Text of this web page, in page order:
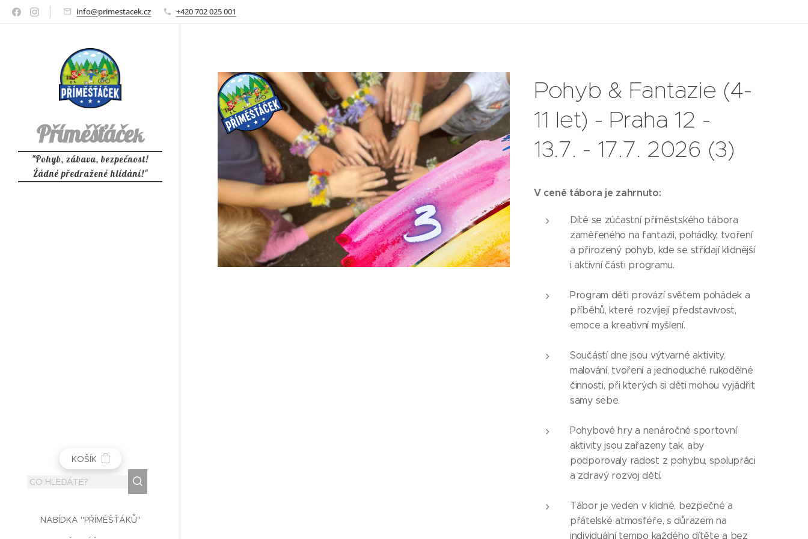
info@primestacek.cz +420 702 025 001
Příměšťáček
"Pohyb, zábava, bezpečnost!
Žádné předražené hlídání!"
KOŠÍK
NABÍDKA "PŘÍMĚŠŤÁKŮ"
Pohyb & Fantazie (4-
11 let) - Praha 12 -
13.7. - 17.7. 2026 (3)
V ceně tábora je zahrnuto:
Dítě se zúčastní příměstského tábora
zaměřeného na fantazii, pohádky, tvoření
a přirozený pohyb, kde se střídají klidnější
i aktivní části programu.
Program děti provází světem pohádek a
příběhů, které rozvíjejí představivost,
emoce a kreativní myšlení.
Součástí dne jsou výtvarné aktivity,
malování, tvoření a jednoduché rukodělné
činnosti, při kterých si děti mohou vyjádřit
samy sebe.
Pohybové hry a nenáročné sportovní
aktivity jsou zařazeny tak, aby
podporovaly radost z pohybu, spolupráci
a zdravý rozvoj dětí.
Tábor je veden v klidné, bezpečné a
přátelské atmosféře, s důrazem na
individuální tempo každého dítěte a bez